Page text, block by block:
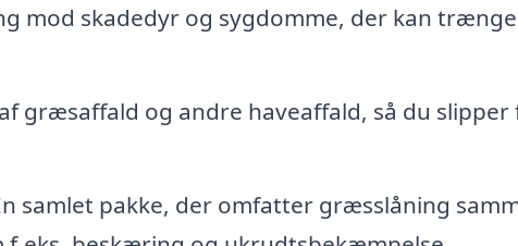
mod skadedyr og sygdomme, der kan
græsaffald og andre haveaffald, så du slipper
samlet pakke, der omfatter græsslåning